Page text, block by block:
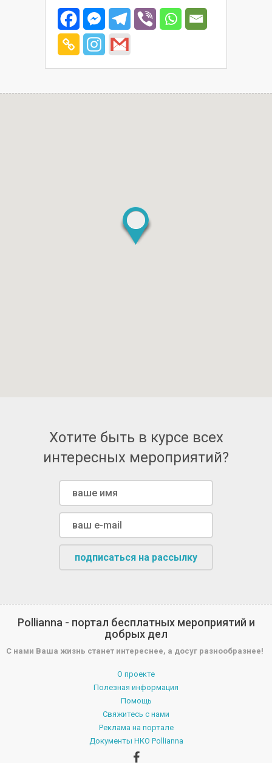
Хотите быть в курсе всех
интересных мероприятий?
подписаться на рассылку
Pollianna - портал бесплатных мероприятий и
добрых дел
С нами Ваша жизнь станет интереснее, а досуг разнообразнее!
О проекте
Полезная информация
Помощь
Свяжитесь с нами
Реклама на портале
Документы НКО Pollianna